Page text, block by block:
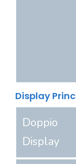
Display
Doppio
Display